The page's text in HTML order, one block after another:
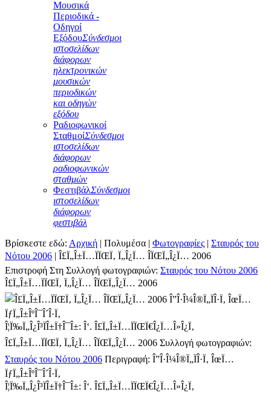
Μουσικά
Περιοδικά -
Οδηγοί
ΕξόδουΣύνδεσμοι
ιστοσελίδων
διάφορων
ηλεκτρονικών
μουσικών
περιοδικών
και οδηγών
εξόδου
Ραδιοφωνικοί
ΣταθμοίΣύνδεσμοι
ιστοσελίδων
διάφορων
ραδιοφωνικών
σταθμών
ΦεστιβάλΣύνδεσμοι
ιστοσελίδων
διάφορων
φεστιβάλ
Βρίσκεστε εδώ: Αρχική | Πολυμέσα | Φωτογραφίες | Σταυρός του
Νότου 2006 | Î£Ï„Î±Ï…ÏÏŒÏ‚ Ï„Î¿Ï… ÎÏŒÏ„Î¿Ï… 2006
Επιστροφή Στη Συλλογή φωτογραφιών: Σταυρός του Νότου 2006
Î£Ï„Î±Ï…ÏÏŒÏ‚ Ï„Î¿Ï… ÎÏŒÏ„Î¿Ï… 2006
Î”Î·Î¼Î®Ï„ÏÎ·Ï‚ ÎœÏ…
ÏƒÏ„Î±ÎºÎ¯Î´Î·Ï‚
Î¦Ï‰Ï„Î¿Î³ÏÎ±Ï†Î¯Î±: Î‘. Î£Ï„Î±Ï…ÏÏŒÏ€Î¿Ï…Î»Î¿Ï‚
Î£Ï„Î±Ï…ÏÏŒÏ‚ Ï„Î¿Ï… ÎÏŒÏ„Î¿Ï… 2006 Συλλογή φωτογραφιών:
Σταυρός του Νότου 2006 Περιγραφή: Î”Î·Î¼Î®Ï„ÏÎ·Ï‚ ÎœÏ…
ÏƒÏ„Î±ÎºÎ¯Î´Î·Ï‚
Î¦Ï‰Ï„Î¿Î³ÏÎ±Ï†Î¯Î±: Î‘. Î£Ï„Î±Ï…ÏÏŒÏ€Î¿Ï…Î»Î¿Ï‚